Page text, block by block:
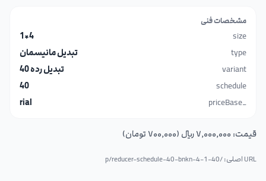
مشخصات فنی
size
4*1
type
تبدیل مانیسمان
variant
تبدیل رده 40
schedule
40
_priceBase
rial
قیمت: ۷٬۰۰۰٬۰۰۰ ریال (۷۰۰٬۰۰۰ تومان)
URL اصلی: /p/ reducer-schedule-40-bnkn-4-1-40